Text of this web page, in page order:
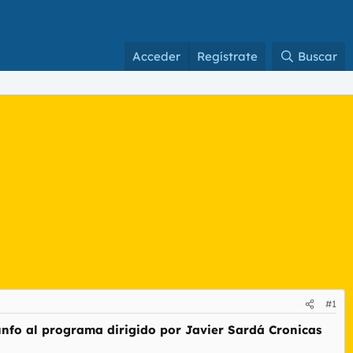
Acceder Regístrate Buscar
#1
al programa dirigido por Javier Sardá Cronicas